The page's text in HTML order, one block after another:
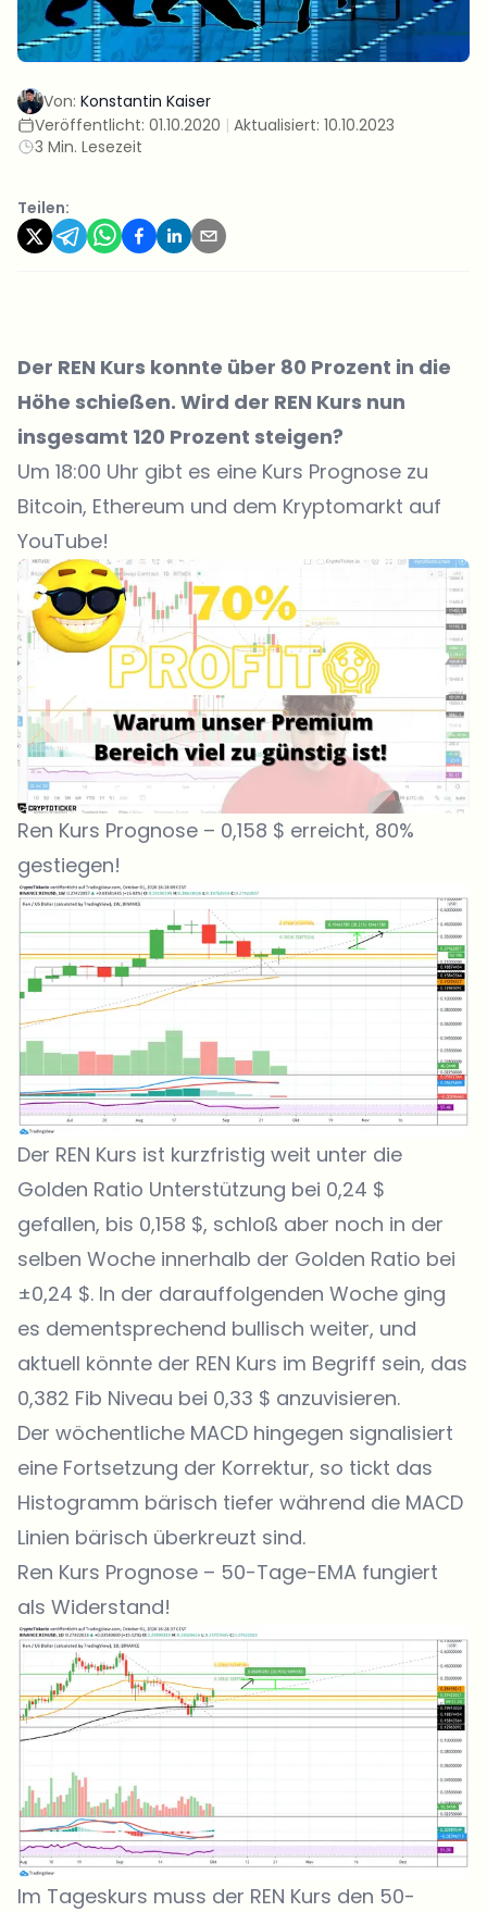
Von: Konstantin Kaiser
Veröffentlicht: 01.10.2020 | Aktualisiert: 10.10.2023
3 Min. Lesezeit
Teilen:
Der REN Kurs konnte über 80 Prozent in die
Höhe schießen. Wird der REN Kurs nun
insgesamt 120 Prozent steigen?
Um 18:00 Uhr gibt es eine Kurs Prognose zu
Bitcoin, Ethereum und dem Kryptomarkt auf
YouTube!
Ren Kurs Prognose – 0,158 $ erreicht, 80%
gestiegen!
Der REN Kurs ist kurzfristig weit unter die
Golden Ratio Unterstützung bei 0,24 $
gefallen, bis 0,158 $, schloß aber noch in der
selben Woche innerhalb der Golden Ratio bei
±0,24 $. In der darauffolgenden Woche ging
es dementsprechend bullisch weiter, und
aktuell könnte der REN Kurs im Begriff sein, das
0,382 Fib Niveau bei 0,33 $ anzuvisieren.
Der wöchentliche MACD hingegen signalisiert
eine Fortsetzung der Korrektur, so tickt das
Histogramm bärisch tiefer während die MACD
Linien bärisch überkreuzt sind.
Ren Kurs Prognose – 50-Tage-EMA fungiert
als Widerstand!
Im Tageskurs muss der REN Kurs den 50-